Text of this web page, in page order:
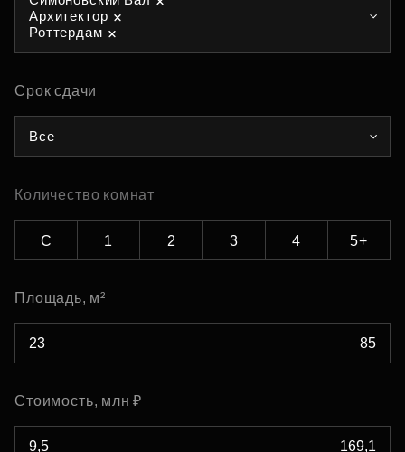
Архитектор
Роттердам
Срок сдачи
Все
Количество комнат
С 1 2 3 4 5+
Площадь, м²
Стоимость, млн ₽